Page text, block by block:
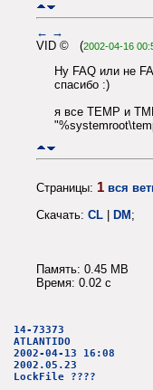
← →
VID © (2002-04-16
Ну FAQ или не
спасибо :)
я все TEMP и
Страницы: 1 вся
Скачать: CL | DM;
Память: 0.45 MB
Время: 0.02 c
14-73373
ATLANTIDO
2002-04-13 16:08
2002.05.23
LockFile ????